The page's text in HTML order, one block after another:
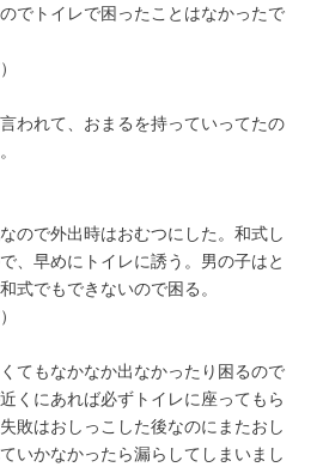
でトイレで困ったことはなかったで
われて、おまるを持っていってたの
ので外出時はおむつにした。和式し
、早めにトイレに誘う。男の子はと
式でもできないので困る。
てもなかなか出なかったり困るので
くにあれば必ずトイレに座ってもら
敗はおしっこした後なのにまたおし
いかなかったら漏らしてしまいまし